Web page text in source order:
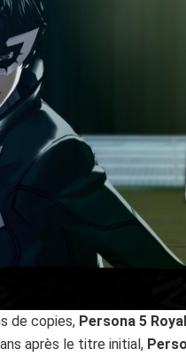
de copies, Persona 5 Royal
après le titre initial,